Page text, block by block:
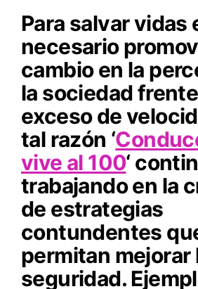
Para salvar vidas
necesario
cambio en la
la sociedad
exceso de
tal razón ‘
vive al 100‘
trabajando en la
de estrategias
contundentes
permitan mejorar
seguridad.